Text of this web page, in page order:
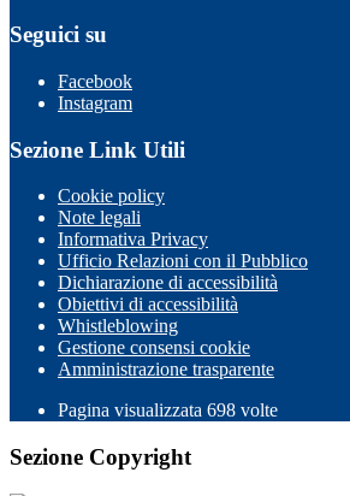
Seguici su
Facebook
Instagram
Sezione Link Utili
Cookie policy
Note legali
Informativa Privacy
Ufficio Relazioni con il Pubblico
Dichiarazione di accessibilità
Obiettivi di accessibilità
Whistleblowing
Gestione consensi cookie
Amministrazione trasparente
Pagina visualizzata 698 volte
Sezione Copyright